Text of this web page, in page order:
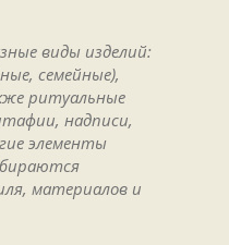
виды изделий:
семейные),
ритуальные
надписи,
элементы
материалов и